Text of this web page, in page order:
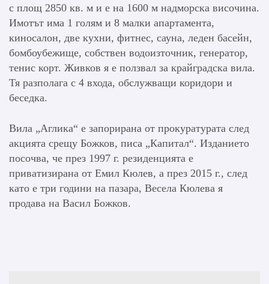
с площ 2850 кв. м и е на 1600 м надморска височина.
Имотът има 1 голям и 8 малки апартамента,
киносалон, две кухни, фитнес, сауна, леден басейн,
бомбоубежище, собствен водоизточник, генератор,
тенис корт. Живков я е ползвал за крайградска вила.
Тя разполага с 4 входа, обслужващи коридори и
беседка.
Вила „Аглика“ е запорирана от прокуратурата след
акцията срещу Божков, писа „Капитал“. Изданието
посочва, че през 1997 г. резиденцията е
приватизирана от Емил Кюлев, а през 2015 г., след
като е три години на пазара, Весела Кюлева я
продава на Васил Божков.